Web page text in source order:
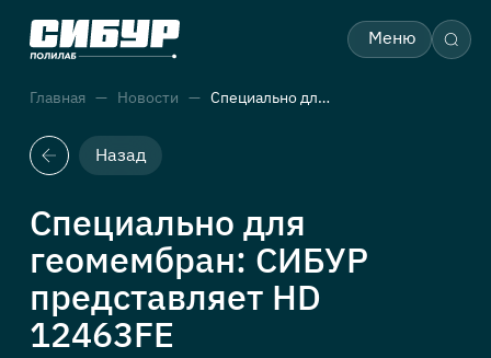
Меню
Главная Новости Специально для геомембран: СИБУР представляет HD 12463FE
Назад
Специально для
геомембран: СИБУР
представляет HD
12463FE